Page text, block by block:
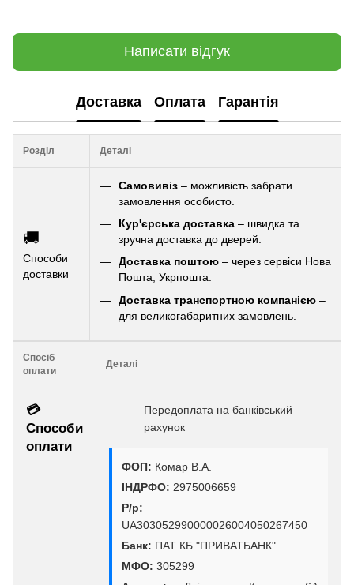
Написати відгук
Доставка Оплата Гарантія
Розділ Деталі
🚚
Способи
доставки
Самовивіз – можливість забрати
замовлення особисто.
Кур'єрська доставка – швидка та
зручна доставка до дверей.
Доставка поштою – через сервіси Нова
Пошта, Укрпошта.
Доставка транспортною компанією –
для великогабаритних замовлень.
Спосіб
оплати
Деталі
💳
Способи
оплати
Передоплата на банківський
рахунок
ФОП: Комар В.А.
ІНДРФО: 2975006659
Р/р:
UA303052990000026004050267450
Банк: ПАТ КБ "ПРИВАТБАНК"
МФО: 305299